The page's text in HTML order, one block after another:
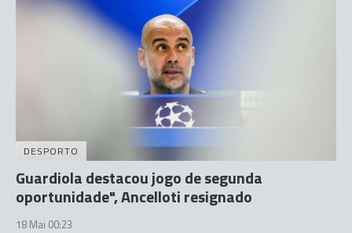
DESPORTO
Guardiola destacou jogo de segunda
oportunidade", Ancelloti resignado
18 Mai 00:23